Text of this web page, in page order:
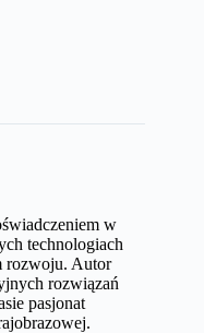
w
technologiach
rozwoju. Autor
rozwiązań
pasjonat